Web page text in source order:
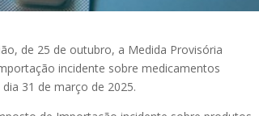
de 25 de outubro, a Medida Provisória
incidente sobre medicamentos
31 de março de 2025.